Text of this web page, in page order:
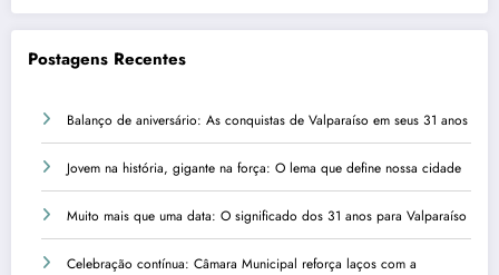
Postagens Recentes
Balanço de aniversário: As conquistas de Valparaíso em seus 31 anos
Jovem na história, gigante na força: O lema que define nossa cidade
Muito mais que uma data: O significado dos 31 anos para Valparaíso
Celebração contínua: Câmara Municipal reforça laços com a